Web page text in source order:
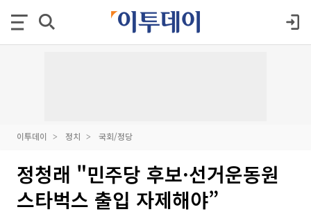
이투데이 정치 국회/정당
정청래 "민주당 후보·선거운동원
스타벅스 출입 자제해야”